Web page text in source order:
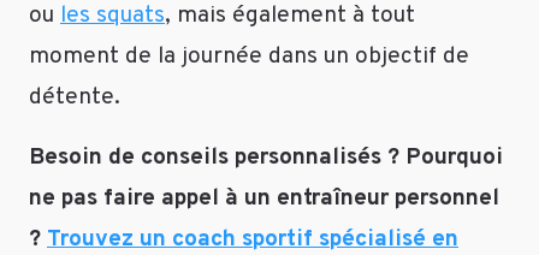
ou les squats, mais également à tout
moment de la journée dans un objectif de
détente.
Besoin de conseils personnalisés ? Pourquoi
ne pas faire appel à un entraîneur personnel
? Trouvez un coach sportif spécialisé en